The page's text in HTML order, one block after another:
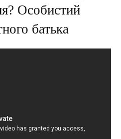
Особистий
батька